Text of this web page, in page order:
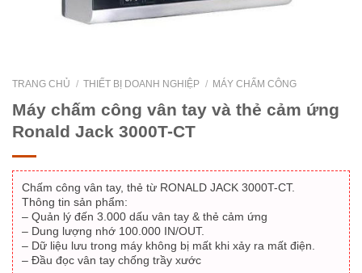
TRANG CHỦ / THIẾT BỊ DOANH NGHIỆP / MÁY CHẤM CÔNG
Máy chấm công vân tay và thẻ cảm ứng
Ronald Jack 3000T-CT
Chấm công vân tay, thẻ từ RONALD JACK 3000T-CT.
Thông tin sản phẩm:
– Quản lý đến 3.000 dấu vân tay & thẻ cảm ứng
– Dung lượng nhớ 100.000 IN/OUT.
– Dữ liệu lưu trong máy không bị mất khi xảy ra mất điện.
– Đầu đọc vân tay chống trầy xước